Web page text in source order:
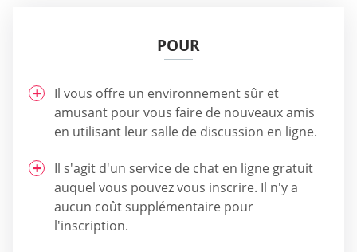
POUR
Il vous offre un environnement sûr et
amusant pour vous faire de nouveaux amis
en utilisant leur salle de discussion en ligne.
Il s'agit d'un service de chat en ligne gratuit
auquel vous pouvez vous inscrire. Il n'y a
aucun coût supplémentaire pour
l'inscription.